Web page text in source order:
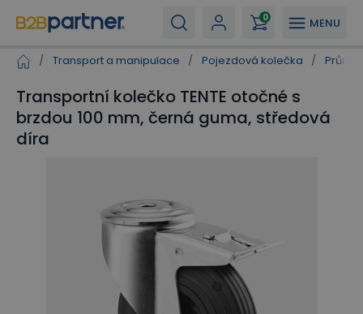
MENU
0
/ Transport a manipulace / Pojezdová kolečka /
Transportní kolečko TENTE otočné s
brzdou 100 mm, černá guma, středová
díra